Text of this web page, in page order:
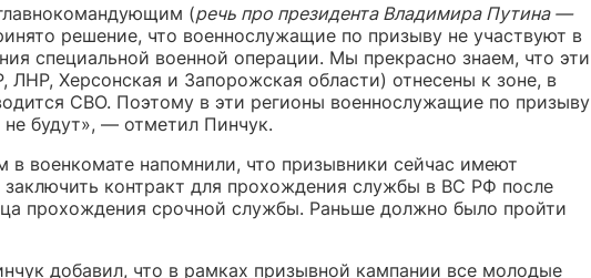
(речь про президента Владимира Путина —
решение, что военнослужащие по призыву не участвуют в
специальной военной операции. Мы прекрасно знаем, что эти
ЛНР, Херсонская и Запорожская области) отнесены к зоне, в
СВО. Поэтому в эти регионы военнослужащие по призыву
не будут», — отметил Пинчук.
в военкомате напомнили, что призывники сейчас имеют
контракт для прохождения службы в ВС РФ после
прохождения срочной службы. Раньше должно было пройти
добавил, что в рамках призывной кампании все молодые